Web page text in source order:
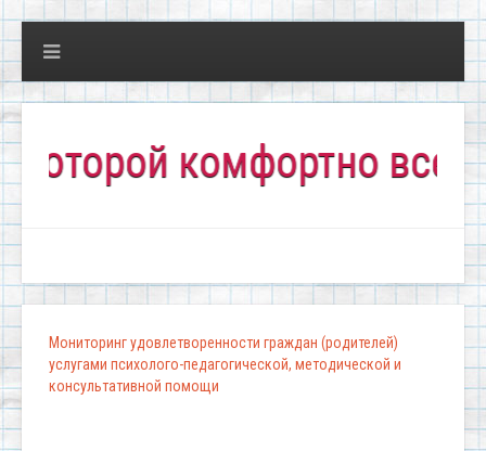
комфортно всем!"
Мониторинг удовлетворенности граждан (родителей)
услугами психолого-педагогической, методической и
консультативной помощи